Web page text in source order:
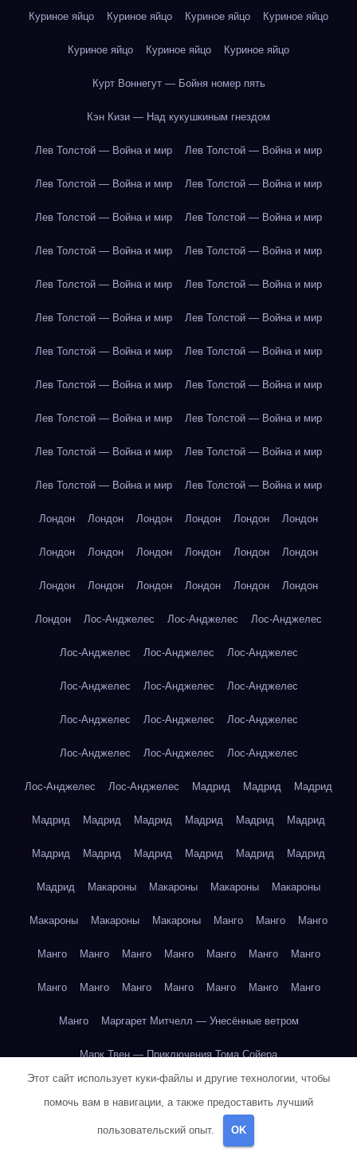
Куриное яйцо Куриное яйцо Куриное яйцо Куриное яйцо
Куриное яйцо Куриное яйцо Куриное яйцо
Курт Воннегут — Бойня номер пять
Кэн Кизи — Над кукушкиным гнездом
Лев Толстой — Война и мир Лев Толстой — Война и мир
Лев Толстой — Война и мир Лев Толстой — Война и мир
Лев Толстой — Война и мир Лев Толстой — Война и мир
Лев Толстой — Война и мир Лев Толстой — Война и мир
Лев Толстой — Война и мир Лев Толстой — Война и мир
Лев Толстой — Война и мир Лев Толстой — Война и мир
Лев Толстой — Война и мир Лев Толстой — Война и мир
Лев Толстой — Война и мир Лев Толстой — Война и мир
Лев Толстой — Война и мир Лев Толстой — Война и мир
Лев Толстой — Война и мир Лев Толстой — Война и мир
Лев Толстой — Война и мир Лев Толстой — Война и мир
Лондон Лондон Лондон Лондон Лондон Лондон
Лондон Лондон Лондон Лондон Лондон Лондон
Лондон Лондон Лондон Лондон Лондон Лондон
Лондон Лос-Анджелес Лос-Анджелес Лос-Анджелес
Лос-Анджелес Лос-Анджелес Лос-Анджелес
Лос-Анджелес Лос-Анджелес Лос-Анджелес
Лос-Анджелес Лос-Анджелес Лос-Анджелес
Лос-Анджелес Лос-Анджелес Лос-Анджелес
Лос-Анджелес Лос-Анджелес Мадрид Мадрид Мадрид
Мадрид Мадрид Мадрид Мадрид Мадрид Мадрид
Мадрид Мадрид Мадрид Мадрид Мадрид Мадрид
Мадрид Макароны Макароны Макароны Макароны
Макароны Макароны Макароны Манго Манго Манго
Манго Манго Манго Манго Манго Манго Манго
Манго Манго Манго Манго Манго Манго Манго
Манго Маргарет Митчелл — Унесённые ветром
Марк Твен — Приключения Тома Сойера
Марк Твен — Приключения Тома Сойера
Этот сайт использует куки-файлы и другие технологии, чтобы
помочь вам в навигации, а также предоставить лучший
пользовательский опыт. OK